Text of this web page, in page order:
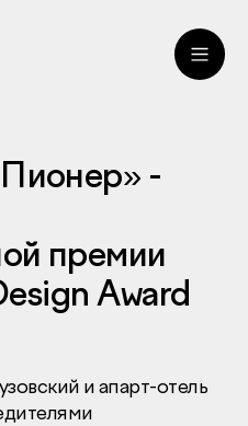
-
премии
Award
и апарт-отель